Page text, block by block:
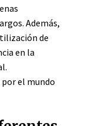
Además,
de
en la
por el mundo